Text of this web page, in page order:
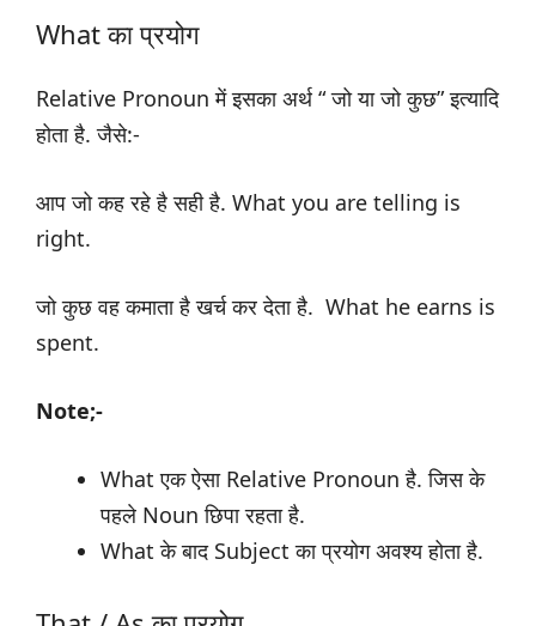
What का प्रयोग
Relative Pronoun में इसका अर्थ “ जो या जो कुछ” इत्यादि
होता है. जैसे:-
आप जो कह रहे है सही है. What you are telling is
right.
जो कुछ वह कमाता है खर्च कर देता है. What he earns is
spent.
Note;-
What एक ऐसा Relative Pronoun है. जिस के
पहले Noun छिपा रहता है.
What के बाद Subject का प्रयोग अवश्य होता है.